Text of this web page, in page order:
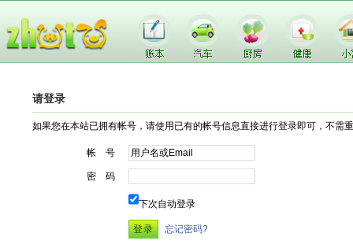
请登录
如果您在本站已拥有帐号，请使用已有的帐号信息直接进行登录即可，不需
帐 号
密 码
下次自动登录
忘记密码?